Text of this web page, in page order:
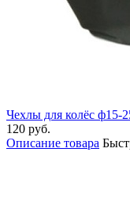
Чехлы для колёс ф15-
120 руб.
Описание товара